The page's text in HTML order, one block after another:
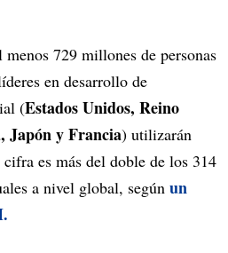
729 millones de personas
en desarrollo de
(Estados Unidos, Reino
Japón y Francia) utilizarán
cifra es más del doble de los 314
a nivel global, según un